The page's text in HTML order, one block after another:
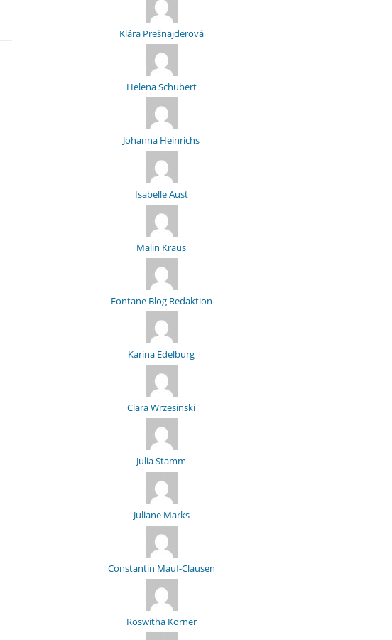
Klára Prešnajderová
Helena Schubert
Johanna Heinrichs
Isabelle Aust
Malin Kraus
Fontane Blog Redaktion
Karina Edelburg
Clara Wrzesinski
Julia Stamm
Juliane Marks
Constantin Mauf-Clausen
Roswitha Körner